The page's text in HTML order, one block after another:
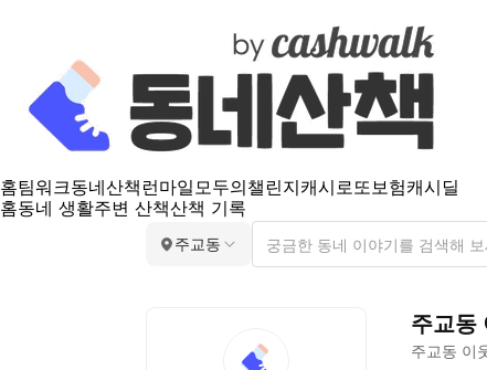
홈팀워크동네산책 런마일모두의챌린지캐시로또보험캐시딜
홈동네 생활주변 산책산책 기록
주교동
주교동
주교동 이